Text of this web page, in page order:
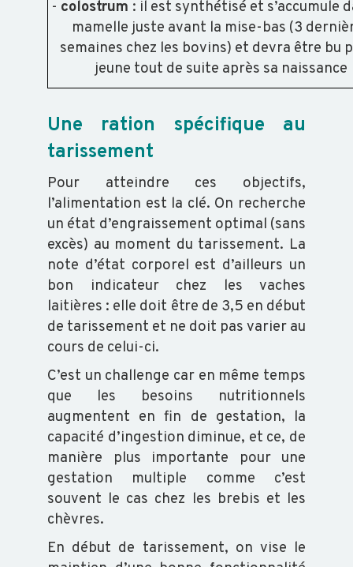
FORMATION
VOUS
CATALOGUE
DOCUMENTS
SALMONELLES
- colostrum : il est synthétisé et s’accumule
mamelle juste avant la mise-bas (3
semaines chez les bovins) et devra être bu
jeune tout de suite après sa naissance
Une ration spécifique au
tarissement
Pour atteindre ces objectifs,
l’alimentation est la clé. On recherche
un état d’engraissement optimal (sans
excès) au moment du tarissement. La
note d’état corporel est d’ailleurs un
bon indicateur chez les vaches
laitières : elle doit être de 3,5 en début
de tarissement et ne doit pas varier au
cours de celui-ci.
C’est un challenge car en même temps
que les besoins nutritionnels
augmentent en fin de gestation, la
capacité d’ingestion diminue, et ce, de
manière plus importante pour une
gestation multiple comme c’est
souvent le cas chez les brebis et les
chèvres.
En début de tarissement, on vise le